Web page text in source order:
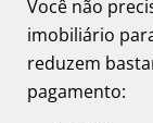
Você não
imobiliário
reduzem
pagamento: